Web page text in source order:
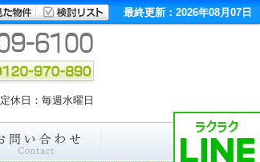
最終更新：2026年08月07日
休日：毎週水曜日